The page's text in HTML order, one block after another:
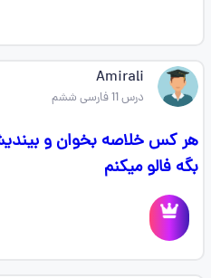
Amirali
درس 11 فارسی ششم
هر کس خلاصه بخوان و بیندیش
بگه فالو میکنم